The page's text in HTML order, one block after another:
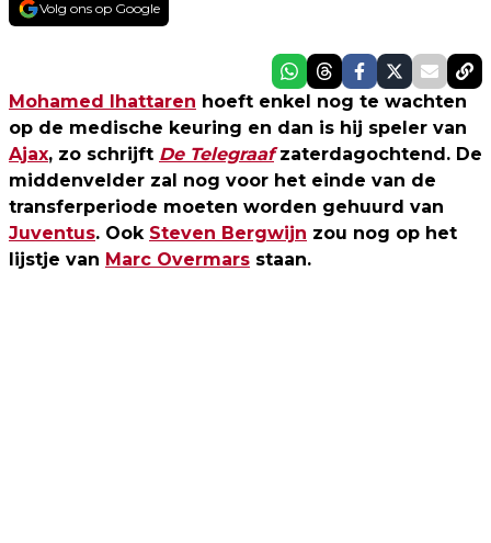
Volg ons op Google
Mohamed Ihattaren hoeft enkel nog te wachten
op de medische keuring en dan is hij speler van
Ajax, zo schrijft De Telegraafzaterdagochtend. De
middenvelder zal nog voor het einde van de
transferperiode moeten worden gehuurd van
Juventus. Ook Steven Bergwijn zou nog op het
lijstje van Marc Overmars staan.